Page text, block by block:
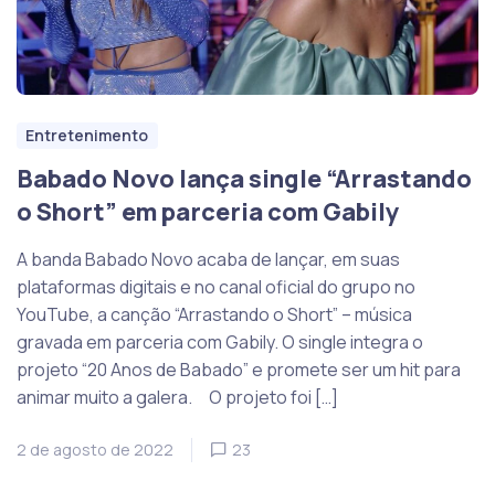
Entretenimento
Babado Novo lança single “Arrastando
o Short” em parceria com Gabily
A banda Babado Novo acaba de lançar, em suas
plataformas digitais e no canal oficial do grupo no
YouTube, a canção “Arrastando o Short” – música
gravada em parceria com Gabily. O single integra o
projeto “20 Anos de Babado” e promete ser um hit para
animar muito a galera. O projeto foi […]
2 de agosto de 2022 23